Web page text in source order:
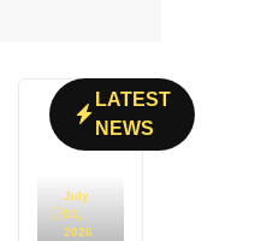
LATEST
NEWS
July
31,
2026